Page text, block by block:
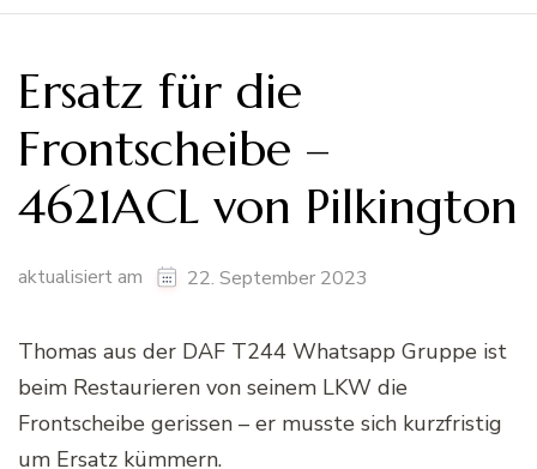
Ersatz für die
Frontscheibe –
4621ACL von Pilkington
aktualisiert am 22. September 2023
Thomas aus der DAF T244 Whatsapp Gruppe ist
beim Restaurieren von seinem LKW die
Frontscheibe gerissen – er musste sich kurzfristig
um Ersatz kümmern.